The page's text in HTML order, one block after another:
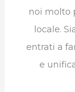
noi molto
locale.
entrati a
e